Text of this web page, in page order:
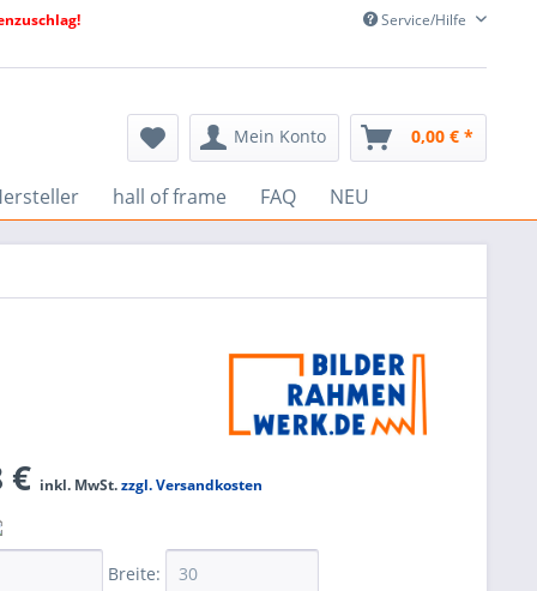
Service/Hilfe
Mein Konto 0,00 € *
hall of frame FAQ NEU
€ inkl. MwSt.zzgl. Versandkosten
Breite: